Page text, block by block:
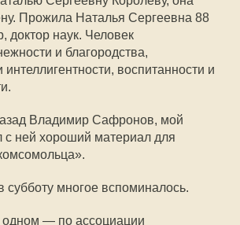
Прожила Наталья Сергеевна 88
доктор наук. Человек
и благородства,
интеллигентности, воспитанности и
Владимир Сафронов, мой
с ней хороший материал для
субботу многое вспоминалось.
— по ассоциации